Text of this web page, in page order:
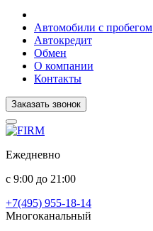
Автомобили с пробегом
Автокредит
Обмен
О компании
Контакты
Заказать звонок
Ежедневно
с 9:00 до 21:00
+7(495) 955-18-14
Многоканальный